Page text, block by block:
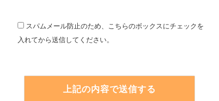
スパムメール防止のため、こちらのボックスにチェックを
入れてから送信してください。